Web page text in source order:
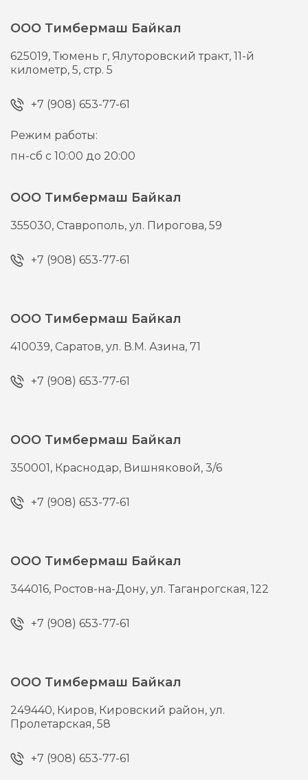
ООО Тимбермаш Байкал
625019,Тюмень г, Ялуторовский тракт, 11-й
километр, 5, стр. 5
+7 (908) 653-77-61
Режим работы:
пн-сб с 10:00 до 20:00
ООО Тимбермаш Байкал
355030, Ставрополь,ул. Пирогова, 59
+7 (908) 653-77-61
ООО Тимбермаш Байкал
410039, Саратов,ул. В.М. Азина, 71
+7 (908) 653-77-61
ООО Тимбермаш Байкал
350001, Краснодар, Вишняковой, 3/6
+7 (908) 653-77-61
ООО Тимбермаш Байкал
344016, Ростов-на-Дону,ул. Таганрогская, 122
+7 (908) 653-77-61
ООО Тимбермаш Байкал
249440, Киров, Кировский район, ул.
Пролетарская, 58
+7 (908) 653-77-61